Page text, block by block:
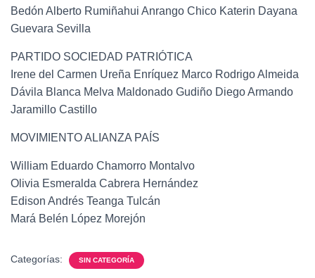
Bedón Alberto Rumiñahui Anrango Chico Katerin Dayana
Guevara Sevilla
PARTIDO SOCIEDAD PATRIÓTICA
Irene del Carmen Ureña Enríquez Marco Rodrigo Almeida
Dávila Blanca Melva Maldonado Gudiño Diego Armando
Jaramillo Castillo
MOVIMIENTO ALIANZA PAÍS
William Eduardo Chamorro Montalvo
Olivia Esmeralda Cabrera Hernández
Edison Andrés Teanga Tulcán
Mará Belén López Morejón
Categorías: SIN CATEGORÍA